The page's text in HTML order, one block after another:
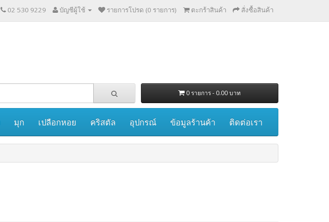
02 530 9229 บัญชีผู้ใช้ รายการโปรด (0 รายการ) ตะกร้าสินค้า สั่งซื้อสินค้า
0 รายการ - 0.00 บาท
มุก เปลือกหอย คริสตัล อุปกรณ์ ข้อมูลร้านค้า ติดต่อเรา